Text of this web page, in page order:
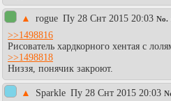
▲ rogue Пy 28 Снт 2015 20:03 No.
>>1498816
Рисователь хардкорного хентая с
>>1498818
Низзя, понячик закроют.
▲ Sparkle Пy 28 Снт 2015 20:03